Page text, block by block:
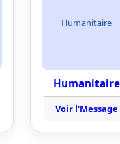
Humanitaire
Humanitaire
Voir l'Message